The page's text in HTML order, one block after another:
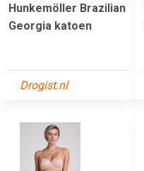
Hunkemöller Brazilian
Georgia katoen
Drogist.nl